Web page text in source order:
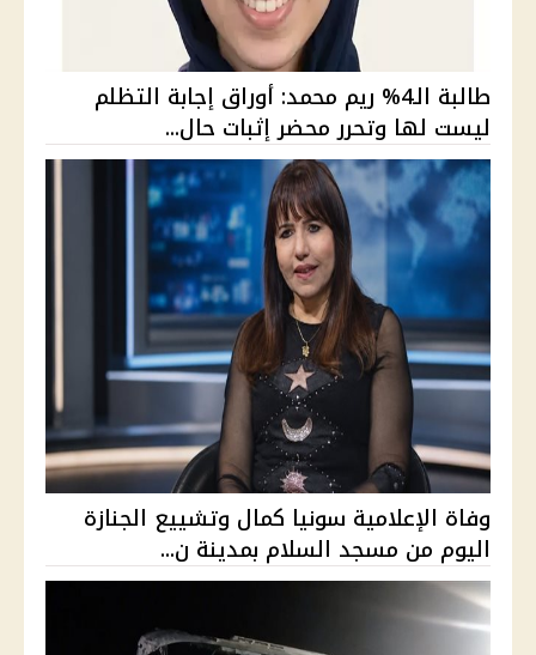
طالبة الـ4% ريم محمد: أوراق إجابة التظلم
ليست لها وتحرر محضر إثبات حال...
وفاة الإعلامية سونيا كمال وتشييع الجنازة
اليوم من مسجد السلام بمدينة ن...